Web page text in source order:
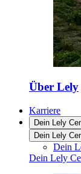
Über Lely
Karriere
Dein Lely
Dein Lely
Dein
Dein Lely